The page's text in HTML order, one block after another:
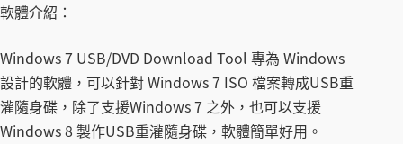
軟體介紹：
Windows 7 USB/DVD Download Tool 專為 Windows
設計的軟體，可以針對 Windows 7 ISO 檔案轉成USB重
灌隨身碟，除了支援Windows 7 之外，也可以支援
Windows 8 製作USB重灌隨身碟，軟體簡單好用。